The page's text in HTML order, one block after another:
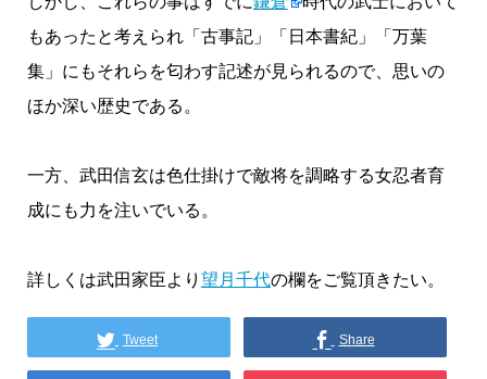
もあったと考えられ「古事記」「日本書紀」「万葉
集」にもそれらを匂わす記述が見られるので、思いの
ほか深い歴史である。
一方、武田信玄は色仕掛けで敵将を調略する女忍者育
成にも力を注いでいる。
詳しくは武田家臣より 望月千代の欄をご覧頂きたい。
Tweet Share